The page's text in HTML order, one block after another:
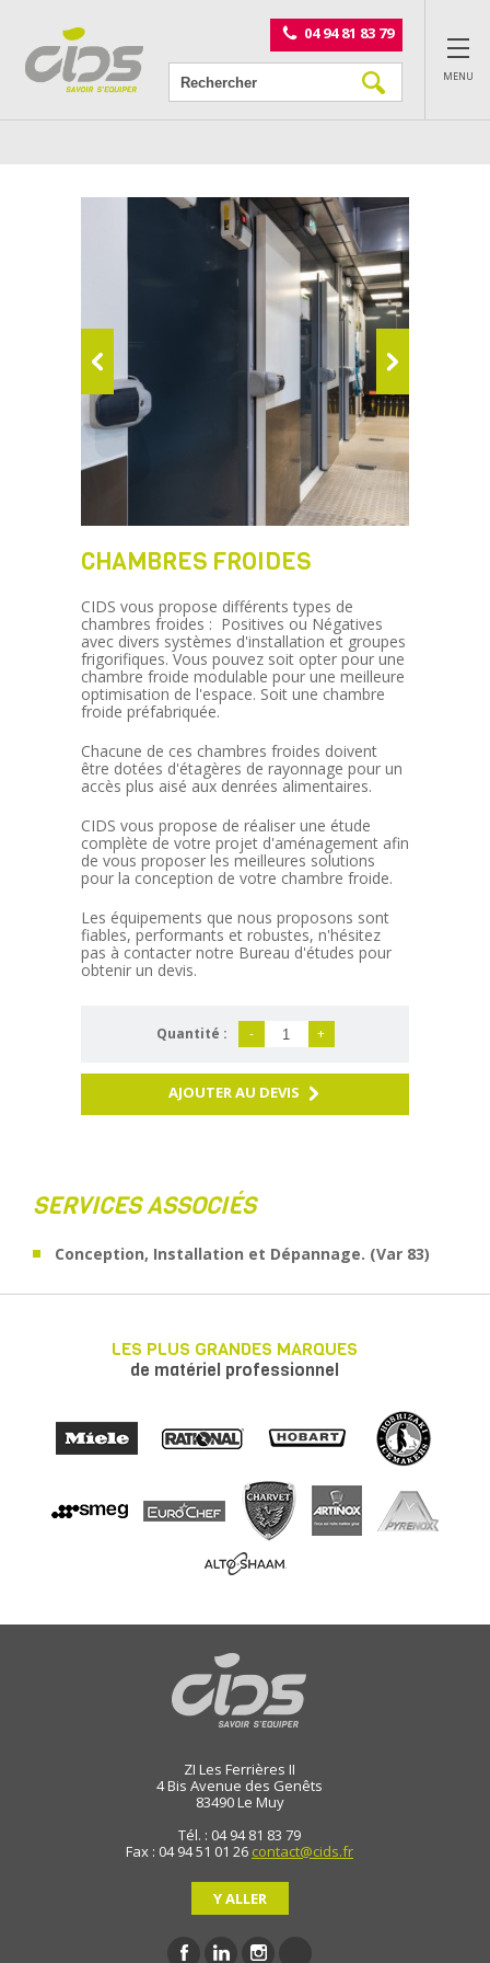
04 94 81 83 79
MENU
CHAMBRES FROIDES
CIDS vous propose différents types de
chambres froides : Positives ou Négatives
avec divers systèmes d'installation et groupes
frigorifiques. Vous pouvez soit opter pour une
chambre froide modulable pour une meilleure
optimisation de l'espace. Soit une chambre
froide préfabriquée.
Chacune de ces chambres froides doivent
être dotées d'étagères de rayonnage pour un
accès plus aisé aux denrées alimentaires.
CIDS vous propose de réaliser une étude
complète de votre projet d'aménagement afin
de vous proposer les meilleures solutions
pour la conception de votre chambre froide.
Les équipements que nous proposons sont
fiables, performants et robustes, n'hésitez
pas à contacter notre Bureau d'études pour
obtenir un devis.
Quantité : - +
AJOUTER AU DEVIS
SERVICES ASSOCIÉS
Conception, Installation et Dépannage. (Var 83)
LES PLUS GRANDES MARQUES
de matériel professionnel
ZI Les Ferrières II
4 Bis Avenue des Genêts
83490Le Muy
Tél. : 04 94 81 83 79
Fax : 04 94 51 01 26 contact@cids.fr
Y ALLER